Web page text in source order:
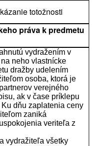
totožnosti
práva k predmetu
vydražením v
neho vlastnícke
dražby udelením
osoba, ktorá je
verejného
ak v čase príklepu
dňu zaplatenia ceny
zaniká
veriteľa z
vydražiteľa všetky